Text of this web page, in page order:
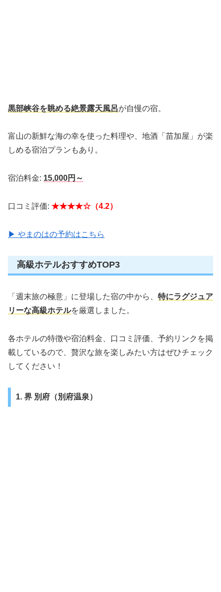
黒部峡谷を眺める絶景露天風呂が自慢の宿。
富山の新鮮な海の幸を使った料理や、地酒「苗加屋」が楽
しめる宿泊プランもあり。
宿泊料金: 15,000円～
口コミ評価: ★★★★☆（4.2）
▶ やまのはの予約はこちら
高級ホテルおすすめTOP3
「週末旅の極意」に登場した宿の中から、 特にラグジュア
リーな高級ホテルを厳選しました。
各ホテルの特徴や宿泊料金、口コミ評価、予約リンクを掲
載しているので、贅沢な旅を楽しみたい方はぜひチェック
してください！
1. 界 別府（別府温泉）